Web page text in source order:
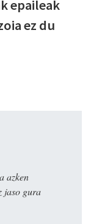
epaileak
ez du
azken
jaso gura